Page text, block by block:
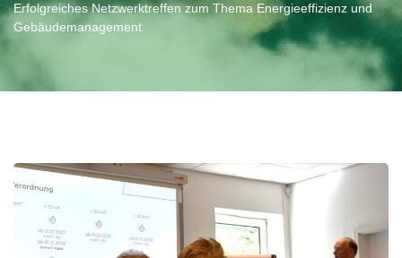
Erfolgreiches Netzwerktreffen zum Thema Energieeffizienz und
Gebäudemanagement